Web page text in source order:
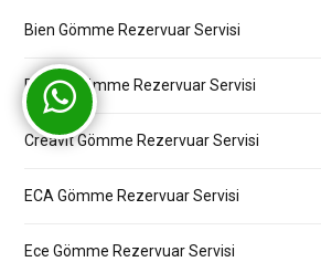
Bien Gömme Rezervuar Servisi
Bocchi Gömme Rezervuar Servisi
Creavit Gömme Rezervuar Servisi
ECA Gömme Rezervuar Servisi
Ece Gömme Rezervuar Servisi